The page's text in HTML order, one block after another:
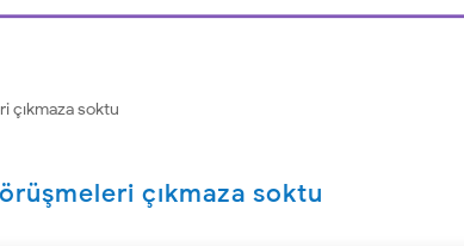
çıkmaza soktu
çıkmaza soktu